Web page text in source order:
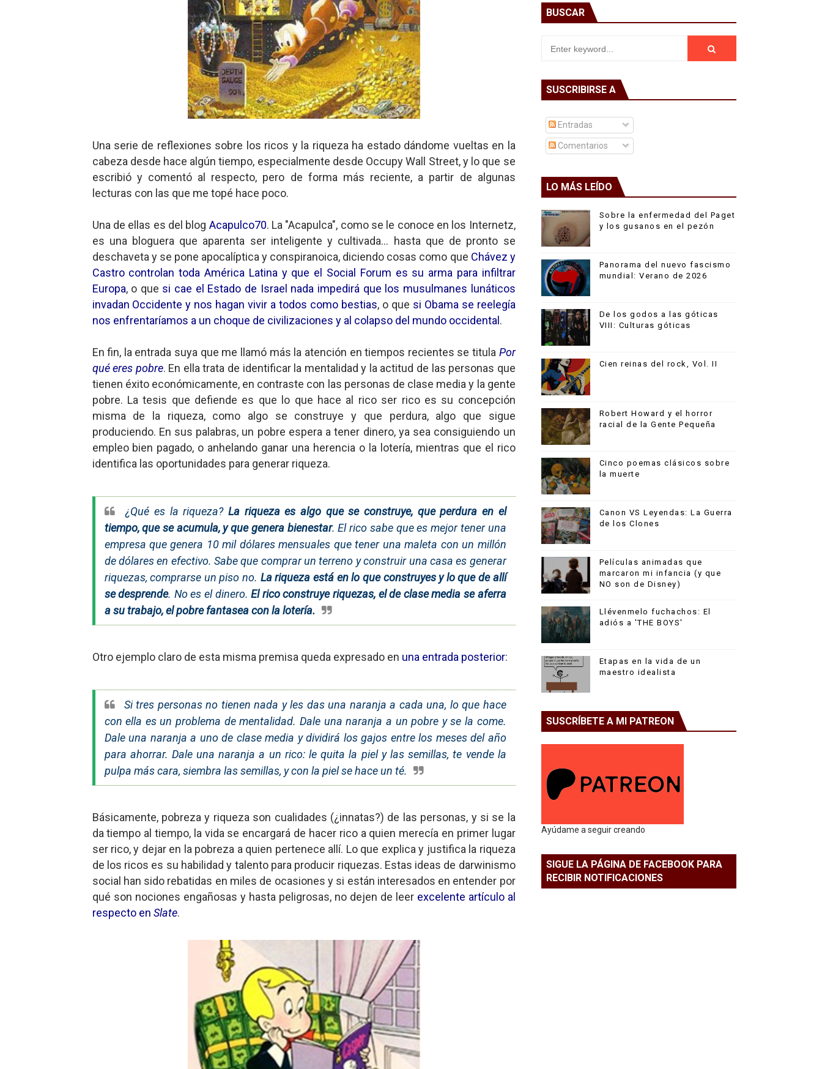
Charlie Kirk y la izquierda asesina
Dios es Cambio: Filosofía Earthseed para el fin del mundo
Nuestra era de genocidios
Mis historias favoritas de Superman
Gentile: Lo que debes entender sobre el fascismo
Definiendo: ¿Qué es el fascismo?
Llévenmelo fuchachos: El adiós a 'THE BOYS'
La falacia etimológica
Mario: La epopeya del fontanero - Parte II
Mario: La epopeya del fontanero - Parte I
Pequeña Filmoteca Antifascista
Que no nos aplaste el Talón de Hierro
Pokémon: La película existencialista
Una serie de reflexiones sobre los ricos y la riqueza ha estado dándome vueltas en la
cabeza desde hace algún tiempo, especialmente desde Occupy Wall Street, y lo que se
escribió y comentó al respecto, pero de forma más reciente, a partir de algunas
lecturas con las que me topé hace poco.
Una de ellas es del blog Acapulco70. La "Acapulca", como se le conoce en los Internetz,
es una bloguera que aparenta ser inteligente y cultivada... hasta que de pronto se
deschaveta y se pone apocalíptica y conspiranoica, diciendo cosas como que Chávez y
Castro controlan toda América Latina y que el Social Forum es su arma para infiltrar
Europa, o que si cae el Estado de Israel nada impedirá que los musulmanes lunáticos
invadan Occidente y nos hagan vivir a todos como bestias, o que si Obama se reelegía
nos enfrentaríamos a un choque de civilizaciones y al colapso del mundo occidental .
En fin, la entrada suya que me llamó más la atención en tiempos recientes se titula Por
qué eres pobre. En ella trata de identificar la mentalidad y la actitud de las personas que
tienen éxito económicamente, en contraste con las personas de clase media y la gente
pobre. La tesis que defiende es que lo que hace al rico ser rico es su concepción
misma de la riqueza, como algo se construye y que perdura, algo que sigue
produciendo. En sus palabras, un pobre espera a tener dinero, ya sea consiguiendo un
empleo bien pagado, o anhelando ganar una herencia o la lotería, mientras que el rico
identifica las oportunidades para generar riqueza.
¿Qué es la riqueza? La riqueza es algo que se construye, que perdura en el
tiempo, que se acumula, y que genera bienestar. El rico sabe que es mejor tener una
empresa que genera 10 mil dólares mensuales que tener una maleta con un millón
de dólares en efectivo. Sabe que comprar un terreno y construir una casa es generar
riquezas, comprarse un piso no. La riqueza está en lo que construyes y lo que de allí
se desprende. No es el dinero.El rico construye riquezas, el de clase media se aferra
a su trabajo, el pobre fantasea con la lotería.
Otro ejemplo claro de esta misma premisa queda expresado en una entrada posterior:
Si tres personas no tienen nada y les das una naranja a cada una, lo que hace
con ella es un problema de mentalidad. Dale una naranja a un pobre y se la come.
Dale una naranja a uno de clase media y dividirá los gajos entre los meses del año
para ahorrar. Dale una naranja a un rico: le quita la piel y las semillas, te vende la
pulpa más cara, siembra las semillas, y con la piel se hace un té.
Básicamente, pobreza y riqueza son cualidades (¿innatas?) de las personas, y si se la
da tiempo al tiempo, la vida se encargará de hacer rico a quien merecía en primer lugar
ser rico, y dejar en la pobreza a quien pertenece allí. Lo que explica y justifica la riqueza
de los ricos es su habilidad y talento para producir riquezas. Estas ideas de darwinismo
social han sido rebatidas en miles de ocasiones y si están interesados en entender por
qué son nociones engañosas y hasta peligrosas, no dejen de leer excelente artículo al
respecto en Slate.
BUSCAR
SUSCRIBIRSE A
Entradas
Comentarios
LO MÁS LEÍDO
Sobre la enfermedad del Paget
y los gusanos en el pezón
Panorama del nuevo fascismo
mundial: Verano de 2026
De los godos a las góticas
VIII: Culturas góticas
Cien reinas del rock, Vol. II
Robert Howard y el horror
racial de la Gente Pequeña
Cinco poemas clásicos sobre
la muerte
Canon VS Leyendas: La Guerra
de los Clones
Películas animadas que
marcaron mi infancia (y que
NO son de Disney)
Llévenmelo fuchachos: El
adiós a 'THE BOYS'
Etapas en la vida de un
maestro idealista
SUSCRÍBETE A MI PATREON
Ayúdame a seguir creando
SIGUE LA PÁGINA DE FACEBOOK PARA
RECIBIR NOTIFICACIONES